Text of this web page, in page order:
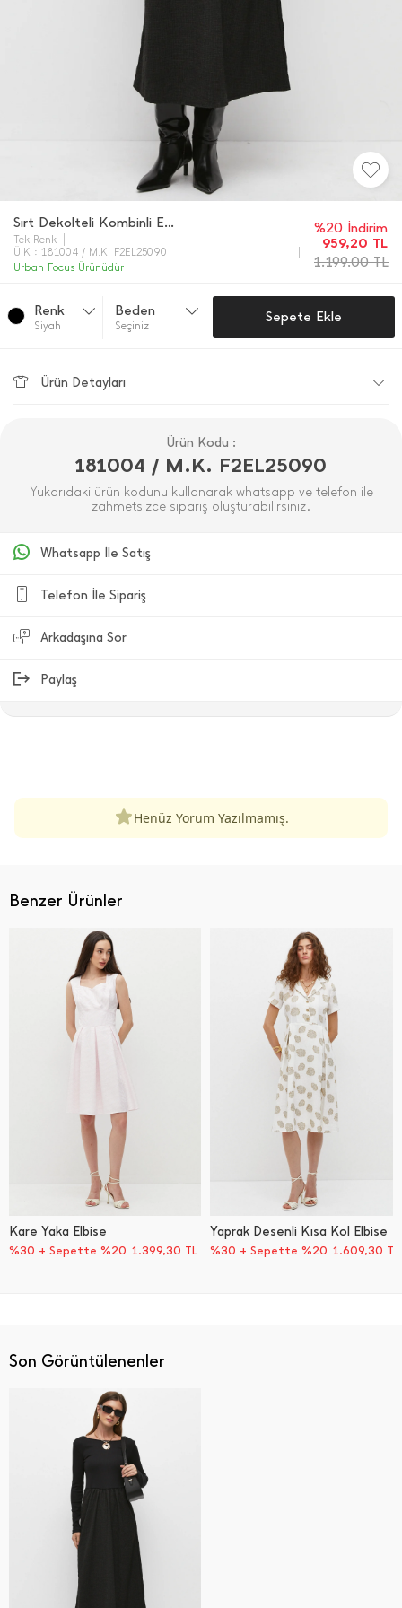
Sırt Dekolteli Kombinli Elbise
Tek Renk
Ü.K : 181004 / M.K. F2EL25090
Urban Focus Ürünüdür
%20 İndirim
959,20 TL
1.199,00TL
Renk
Si̇yah
Beden
Seçiniz
Sepete Ekle
Ürün Detayları
Ürün Kodu :
181004 / M.K. F2EL25090
Yukarıdaki ürün kodunu kullanarak whatsapp ve telefon ile
zahmetsizce sipariş oluşturabilirsiniz.
Whatsapp İle Satış
Telefon İle Sipariş
Arkadaşına Sor
Paylaş
Henüz Yorum Yazılmamış.
Benzer Ürünler
Kare Yaka Elbise
%30 + Sepette %20 1.399,30 TL
Yaprak Desenli Kısa Kol Elbise
%30 + Sepette %20 1.609,30 TL
Son Görüntülenenler